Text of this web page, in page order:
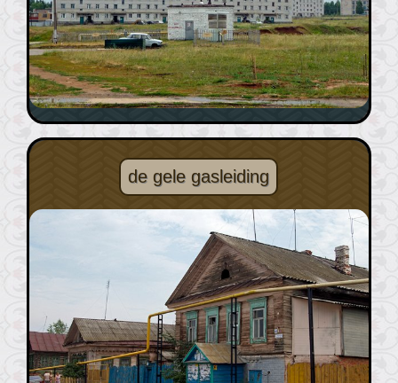
de gele gasleiding